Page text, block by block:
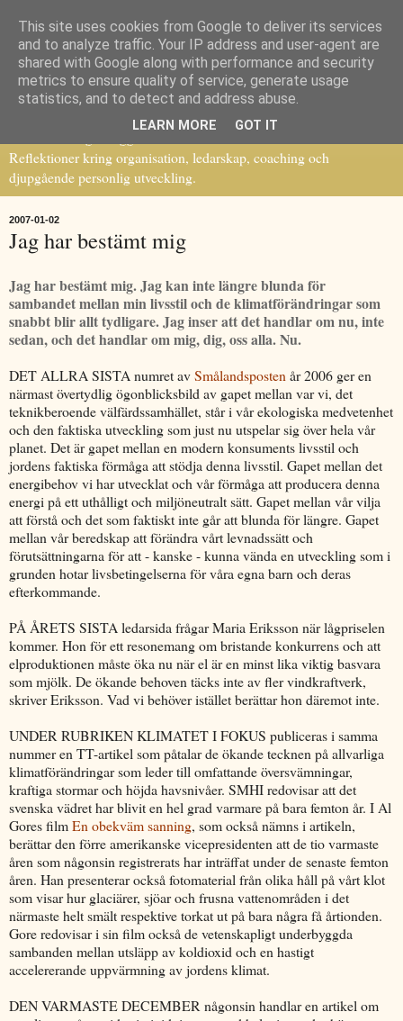
Ledarskap, förändring och
personlig utveckling
Reflektioner kring organisation, ledarskap, coaching och
djupgående personlig utveckling.
2007-01-02
Jag har bestämt mig
Jag har bestämt mig. Jag kan inte längre blunda för
sambandet mellan min livsstil och de klimatförändringar som
snabbt blir allt tydligare. Jag inser att det handlar om nu, inte
sedan, och det handlar om mig, dig, oss alla. Nu.
DET ALLRA SISTA numret avSmålandsposten år 2006 ger en
närmast övertydlig ögonblicksbild av gapet mellan var vi, det
teknikberoende välfärdssamhället, står i vår ekologiska medvetenhet
och den faktiska utveckling som just nu utspelar sig över hela vår
planet. Det är gapet mellan en modern konsuments livsstil och
jordens faktiska förmåga att stödja denna livsstil. Gapet mellan det
energibehov vi har utvecklat och vår förmåga att producera denna
energi på ett uthålligt och miljöneutralt sätt. Gapet mellan vår vilja
att förstå och det som faktiskt inte går att blunda för längre. Gapet
mellan vår beredskap att förändra vårt levnadssätt och
förutsättningarna för att - kanske - kunna vända en utveckling som i
grunden hotar livsbetingelserna för våra egna barn och deras
efterkommande.
PÅ ÅRETS SISTA ledarsida frågar Maria Eriksson när lågpriselen
kommer. Hon för ett resonemang om bristande konkurrens och att
elproduktionen måste öka nu när el är en minst lika viktig basvara
som mjölk. De ökande behoven täcks inte av fler vindkraftverk,
skriver Eriksson. Vad vi behöver istället berättar hon däremot inte.
UNDER RUBRIKEN KLIMATET I FOKUS publiceras i samma
nummer en TT-artikel som påtalar de ökande tecknen på allvarliga
klimatförändringar som leder till omfattande översvämningar,
kraftiga stormar och höjda havsnivåer. SMHI redovisar att det
svenska vädret har blivit en hel grad varmare på bara femton år. I Al
Gores filmEn obekväm sanning, som också nämns i artikeln,
berättar den förre amerikanske vicepresidenten att de tio varmaste
åren som någonsin registrerats har inträffat under de senaste femton
åren. Han presenterar också fotomaterial från olika håll på vårt klot
som visar hur glaciärer, sjöar och frusna vattenområden i det
närmaste helt smält respektive torkat ut på bara några få årtionden.
Gore redovisar i sin film också de vetenskapligt underbyggda
sambanden mellan utsläpp av koldioxid och en hastigt
accelererande uppvärmning av jordens klimat.
DEN VARMASTE DECEMBER någonsin handlar en artikel om
This site uses cookies from Google to deliver its services
and to analyze traffic. Your IP address and user-agent are
shared with Google along with performance and security
metrics to ensure quality of service, generate usage
statistics, and to detect and address abuse.
LEARN MORE GOT IT